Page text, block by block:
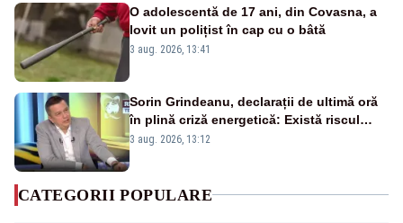
O adolescentă de 17 ani, din Covasna, a
lovit un polițist în cap cu o bâtă
3 aug. 2026, 13:41
Sorin Grindeanu, declarații de ultimă oră
în plină criză energetică: Există riscul
închiderii Grupului 2 de la Cernavodă
3 aug. 2026, 13:12
CATEGORII POPULARE